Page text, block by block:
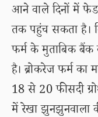
आने वाले दिनों में
तक पहुंच सकता है।
फर्म के मुताबिक
है। ब्रोकरेज फर्म
18 से 20 फीसदी
में रेखा झुनझुनवाला